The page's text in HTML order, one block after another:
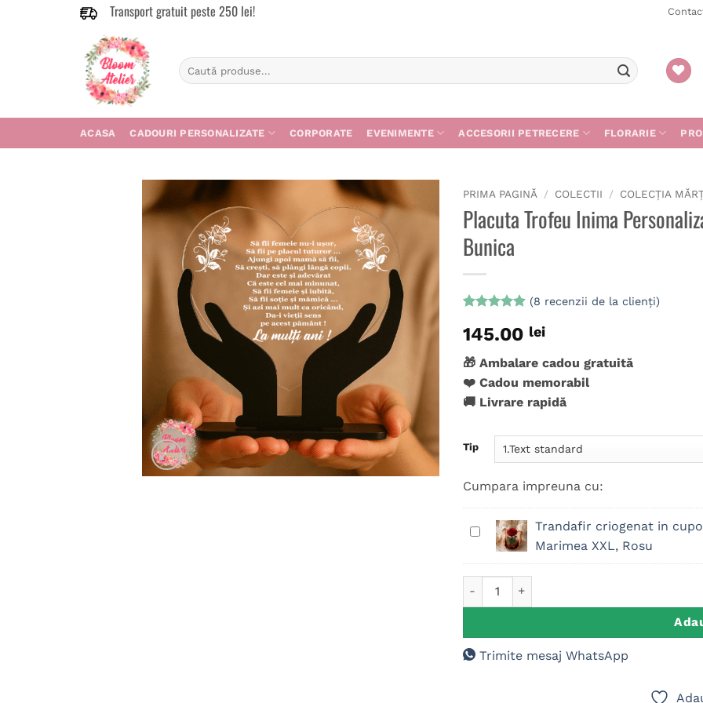
Transport gratuit peste 250 lei!
Caută
după:
ACASA CADOURI PERSONALIZATE CORPORATE EVENIMENTE ACCESORII PETRECERE FLORARIE
Adaugă
wishlist
PRIMA PAGINĂ / COLECTII / COLECȚIA
Placuta Trofeu Inima
Bunica
4.88din 5
pe baza a
evaluări de
la clienți
(8 recenzii de la clienți)
145.00 lei
🎁 Ambalare cadou gratuită
❤️ Cadou memorabil
🚚 Livrare rapidă
Tip
Cumpara impreuna cu:
Trandafir
criogenat
in
cupola
XXL,
Rosu
Trandafir criogenat in
Marimea XXL, Rosu
Trimite mesaj WhatsApp